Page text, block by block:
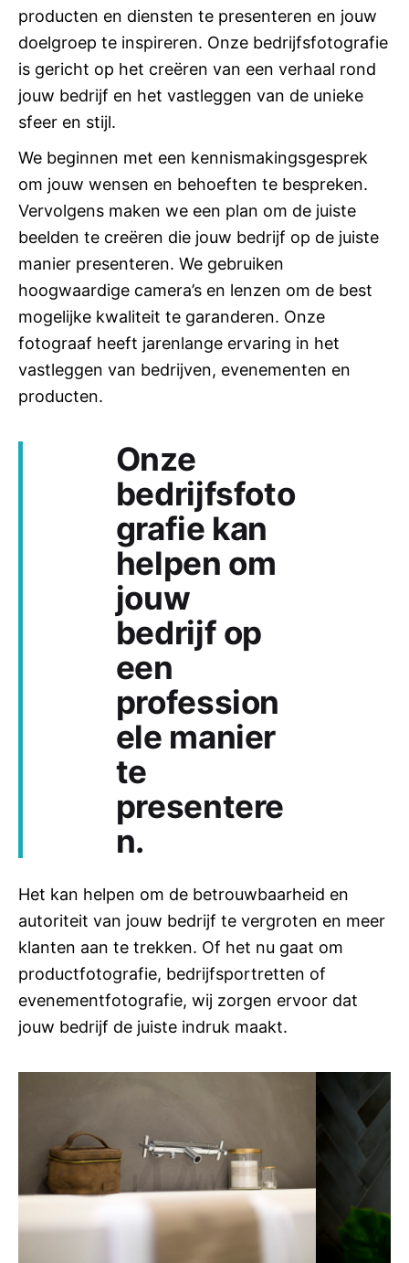
producten en diensten te presenteren en jouw
doelgroep te inspireren. Onze bedrijfsfotografie
is gericht op het creëren van een verhaal rond
jouw bedrijf en het vastleggen van de unieke
sfeer en stijl.
We beginnen met een kennismakingsgesprek
om jouw wensen en behoeften te bespreken.
Vervolgens maken we een plan om de juiste
beelden te creëren die jouw bedrijf op de juiste
manier presenteren. We gebruiken
hoogwaardige camera’s en lenzen om de best
mogelijke kwaliteit te garanderen. Onze
fotograaf heeft jarenlange ervaring in het
vastleggen van bedrijven, evenementen en
producten.
Onze
bedrijfsfoto
grafie kan
helpen om
jouw
bedrijf op
een
profession
ele manier
te
presentere
n.
Het kan helpen om de betrouwbaarheid en
autoriteit van jouw bedrijf te vergroten en meer
klanten aan te trekken. Of het nu gaat om
productfotografie, bedrijfsportretten of
evenementfotografie, wij zorgen ervoor dat
jouw bedrijf de juiste indruk maakt.